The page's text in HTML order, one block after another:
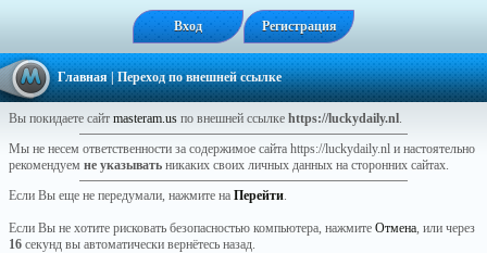
Вход Регистрация
Главная| Переход по внешней ссылке
Вы покидаете сайт masteram.us по внешней ссылке https://luckydaily.nl.
Мы не несем ответственности за содержимое сайта https://luckydaily.nl и настоятельно
рекомендуем не указывать никаких своих личных данных на сторонних сайтах.
Если Вы еще не передумали, нажмите на Перейти.
Если Вы не хотите рисковать безопасностью компьютера, нажмите Отмена, или через
16 секунд вы автоматически вернётесь назад.